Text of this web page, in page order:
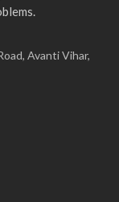
Avanti Vihar,